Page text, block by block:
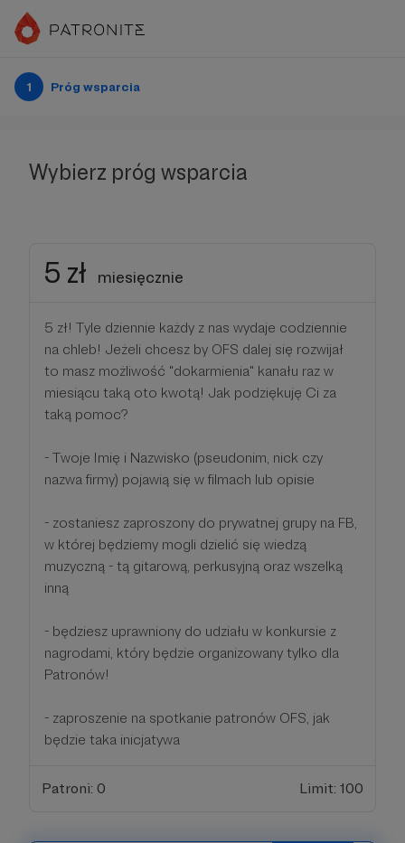
1 Próg wsparcia
Wybierz próg wsparcia
5 zł miesięcznie
5 zł! Tyle dziennie każdy z nas wydaje codziennie
na chleb! Jeżeli chcesz by OFS dalej się rozwijał
to masz możliwość "dokarmienia" kanału raz w
miesiącu taką oto kwotą! Jak podziękuję Ci za
taką pomoc?
- Twoje Imię i Nazwisko (pseudonim, nick czy
nazwa firmy) pojawią się w filmach lub opisie
- zostaniesz zaproszony do prywatnej grupy na FB,
w której będziemy mogli dzielić się wiedzą
muzyczną - tą gitarową, perkusyjną oraz wszelką
inną
- będziesz uprawniony do udziału w konkursie z
nagrodami, który będzie organizowany tylko dla
Patronów!
- zaproszenie na spotkanie patronów OFS, jak
będzie taka inicjatywa
Patroni: 0 Limit: 100